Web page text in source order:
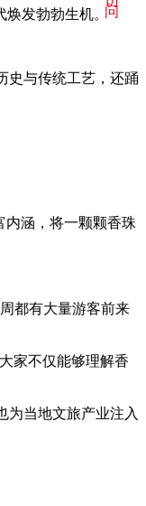
问
焕发勃勃生机。
史与传统工艺，还踊
内涵，将一颗颗香珠
都有大量游客前来
家不仅能够理解香
为当地文旅产业注入